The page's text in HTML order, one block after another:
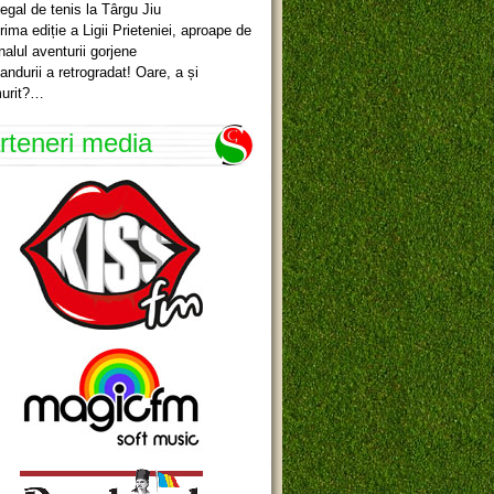
de tenis la Târgu Jiu
ediție a Ligii Prieteniei, aproape de
aventurii gorjene
a retrogradat! Oare, a și
media